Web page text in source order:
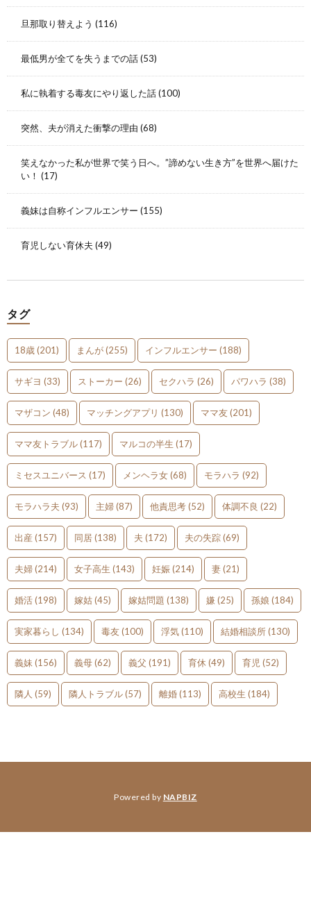
旦那取り替えよう (116)
最低男が全てを失うまでの話(53)
私に執着する毒友にやり返した話(100)
突然、夫が消えた衝撃の理由 (68)
笑えなかった私が世界で笑う日へ。”諦めない生き方”を世界へ届けた
い！ (17)
義妹は自称インフルエンサー (155)
育児しない育休夫 (49)
タグ
18歳(201) まんが(255) インフルエンサー (188)
サギヨ (33) ストーカー (26) セクハラ (26) パワハラ (38)
マザコン (48) マッチングアプリ (130) ママ友(201)
ママ友トラブル(117) マルコの半生 (17)
ミセスユニバース (17) メンヘラ女(68) モラハラ (92)
モラハラ夫 (93) 主婦(87) 他責思考(52) 体調不良 (22)
出産 (157) 同居(138) 夫 (172) 夫の失踪(69)
夫婦(214) 女子高生 (143) 妊娠(214) 妻(21)
婚活(198) 嫁姑(45) 嫁姑問題 (138) 嫌 (25) 孫娘 (184)
実家暮らし (134) 毒友(100) 浮気(110) 結婚相談所(130)
義妹 (156) 義母(62) 義父 (191) 育休 (49) 育児 (52)
隣人 (59) 隣人トラブル(57) 離婚(113) 高校生 (184)
Powered by NAPBIZ